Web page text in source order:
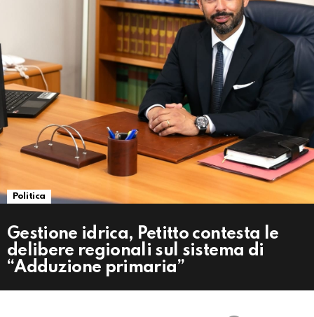
Politica
Gestione idrica, Petitto contesta le
delibere regionali sul sistema di
“Adduzione primaria”